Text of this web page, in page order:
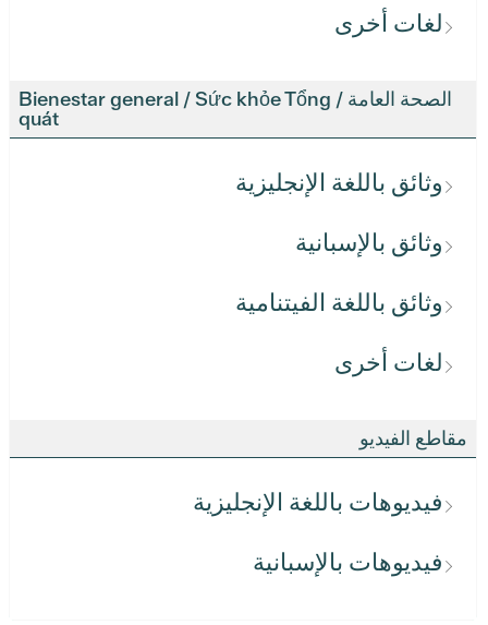
لغات أخرى
الصحة العامة / Bienestar general / Sức khỏe Tổng
quát
وثائق باللغة الإنجليزية
وثائق بالإسبانية
وثائق باللغة الفيتنامية
لغات أخرى
مقاطع الفيديو
فيديوهات باللغة الإنجليزية
فيديوهات بالإسبانية